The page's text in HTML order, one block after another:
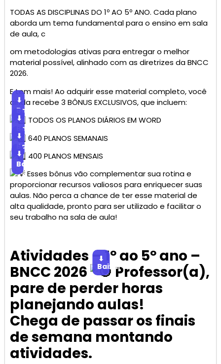
TODAS AS DISCIPLINAS DO 1º AO 5º ANO. Cada plano
aborda um tema fundamental para o ensino em sala
de aula, c
om metodologias ativas para entregar o melhor
material possível, alinhado com as diretrizes da BNCC
2026.
E tem mais! Ao adquirir esse material completo, você
ainda recebe 3 BÔNUS EXCLUSIVOS, que incluem:
⬇
Baixar
TODOS OS PLANOS DIÁRIOS EM WORD
⬇
Baixar
640 PLANOS SEMANAIS
⬇
Baixar
400 PLANOS MENSAIS
⬇
Baixar
Esses bônus vão complementar sua rotina e
proporcionar recursos valiosos para enriquecer suas
aulas. Não perca a chance de ter esse material de
alta qualidade, pronto para ser utilizado e facilitar o
seu trabalho na sala de aula!
Atividades – 1º ao 5º ano –
BNCC 2026
⬇
BaixarProfessor(a),
pare de perder horas
planejando aulas!
Chega de passar os finais
de semana montando
atividades.